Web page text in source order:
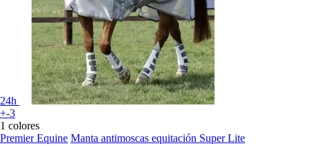
24h
+-3
1 colores
Premier Equine Manta antimoscas equitación Super Lite